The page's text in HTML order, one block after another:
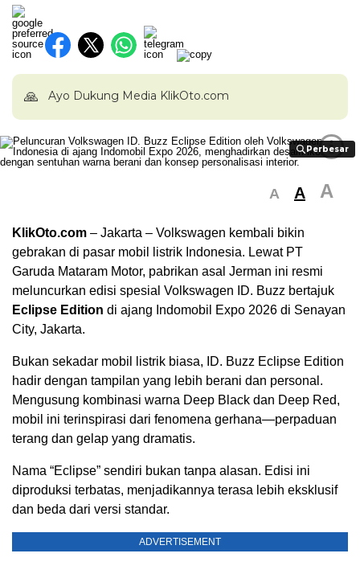
🙏 Ayo Dukung Media KlikOto.com
Perbesar
Perbesar
i
A A A
KlikOto.com – Jakarta – Volkswagen kembali bikin
gebrakan di pasar mobil listrik Indonesia. Lewat PT
Garuda Mataram Motor, pabrikan asal Jerman ini resmi
meluncurkan edisi spesial Volkswagen ID. Buzz bertajuk
Eclipse Edition di ajang Indomobil Expo 2026 di Senayan
City, Jakarta.
Bukan sekadar mobil listrik biasa, ID. Buzz Eclipse Edition
hadir dengan tampilan yang lebih berani dan personal.
Mengusung kombinasi warna Deep Black dan Deep Red,
mobil ini terinspirasi dari fenomena gerhana—perpaduan
terang dan gelap yang dramatis.
Nama “Eclipse” sendiri bukan tanpa alasan. Edisi ini
diproduksi terbatas, menjadikannya terasa lebih eksklusif
dan beda dari versi standar.
ADVERTISEMENT